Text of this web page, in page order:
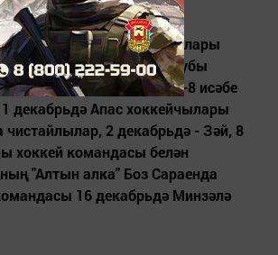
беренчелеге ярышлары
Минзәлә хоккей клубы
очрашып, көндәшләрен 9-8 исә­бе
декабрьдә Апас хоккейчылары
чистайлылар, 2 декабрьдә - Зәй, 8
хоккей командасы белән
"Алтын алка" Боз Сараенда
16 декабрьдә Минзәлә